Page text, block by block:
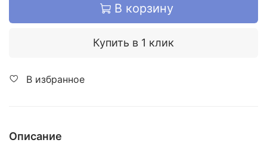
В корзину
Купить в 1 клик
В избранное
Описание